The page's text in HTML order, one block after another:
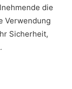
die
Verwendung
Sicherheit,